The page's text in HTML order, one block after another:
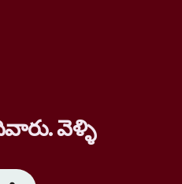
వెళ్ళి